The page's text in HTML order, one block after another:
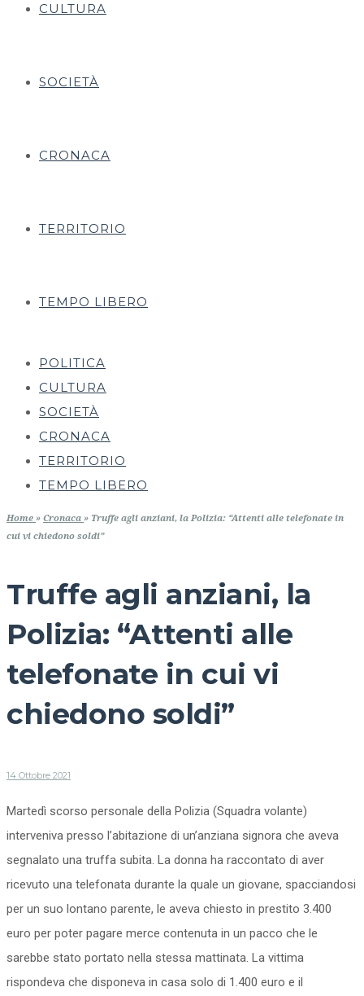
CULTURA
SOCIETÀ
CRONACA
TERRITORIO
TEMPO LIBERO
POLITICA
CULTURA
SOCIETÀ
CRONACA
TERRITORIO
TEMPO LIBERO
Home » Cronaca » Truffe agli anziani, la Polizia: “Attenti alle telefonate in
cui vi chiedono soldi”
Truffe agli anziani, la
Polizia: “Attenti alle
telefonate in cui vi
chiedono soldi”
14 Ottobre 2021
Martedì scorso personale della Polizia (Squadra volante)
interveniva presso l’abitazione di un’anziana signora che aveva
segnalato una truffa subita. La donna ha raccontato di aver
ricevuto una telefonata durante la quale un giovane, spacciandosi
per un suo lontano parente, le aveva chiesto in prestito 3.400
euro per poter pagare merce contenuta in un pacco che le
sarebbe stato portato nella stessa mattinata. La vittima
rispondeva che disponeva in casa solo di 1.400 euro e il